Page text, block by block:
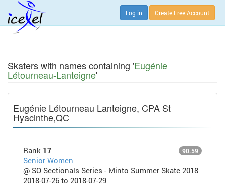
Log in Create Free Account
Skaters with names containing 'Eugénie
Létourneau-Lanteigne'
Eugénie Létourneau Lanteigne, CPA St
Hyacinthe,QC
Rank 17 90.59
Senior Women
@ SO Sectionals Series - Minto Summer Skate 2018
2018-07-26 to 2018-07-29